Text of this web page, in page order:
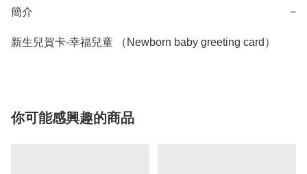
簡介 −
新生兒賀卡-幸福兒童 （Newborn baby greeting card）
你可能感興趣的商品